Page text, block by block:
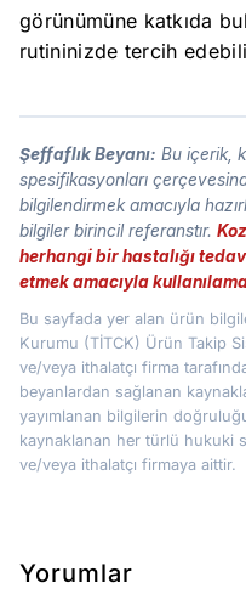
görünümüne katkıda
rutininizde tercih
Şeffaflık Beyanı: Bu içerik,
spesifikasyonları
bilgilendirmek amacıyla
bilgiler birincil referanstır.
herhangi bir hastalığı
etmek amacıyla
Bu sayfada yer alan ürün
Kurumu (TİTCK) Ürün Takip
ve/veya ithalatçı firma
beyanlardan sağlanan
yayımlanan bilgilerin
kaynaklanan her türlü hukuki
ve/veya ithalatçı firmaya aittir.
Yorumlar